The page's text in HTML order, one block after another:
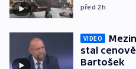
před 2h
VIDEO
stal
Bartošek